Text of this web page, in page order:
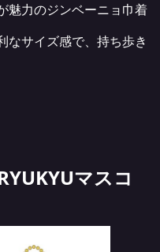
魅力のジンベーニョ巾着
なサイズ感で、持ち歩き
マスコ